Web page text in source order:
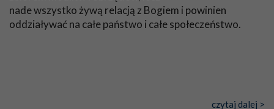
Najbardziej wszakże niebezpiecznym jest ów naturalizm,
nade wszystko żywą relacją z Bogiem i powinien
oddziaływać na całe państwo i całe społeczeństwo.
czytaj dalej >